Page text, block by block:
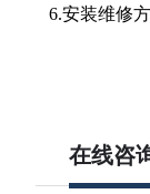
6.安装维修
在线咨